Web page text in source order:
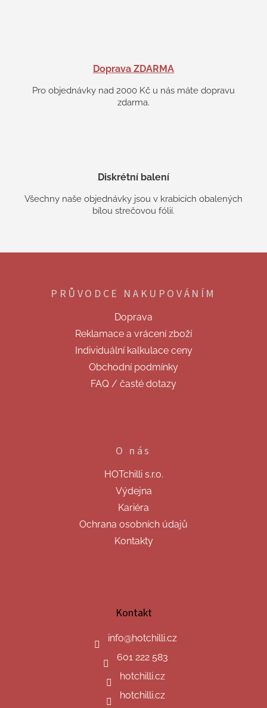
Doprava ZDARMA
Pro objednávky nad 2000 Kč u nás máte dopravu
zdarma.
Diskrétní balení
Všechny naše objednávky jsou v krabicích obalených
bílou strečovou fólií.
Z
PRŮVODCE NAKUPOVÁNÍM
Doprava
Reklamace a vrácení zboží
Individuální kalkulace ceny
Obchodní podmínky
FAQ / časté dotazy
O nás
HOTchilli s.r.o.
Výdejna
Kariéra
Ochrana osobních údajů
Kontakty
Kontakt
info@hotchilli.cz
601 222 583
hotchilli.cz
hotchilli.cz